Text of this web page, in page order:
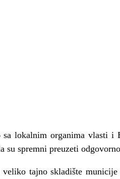
lokalnim organima vlasti
su spremni preuzeti
veliko tajno skladište